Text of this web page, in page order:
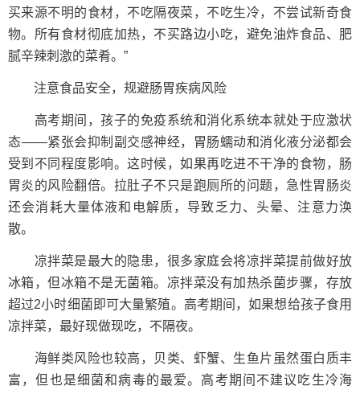
买来源不明的食材，不吃隔夜菜，不吃生冷，不尝试新奇食
物。所有食材彻底加热，不买路边小吃，避免油炸食品、肥
腻辛辣刺激的菜肴。”
注意食品安全，规避肠胃疾病风险
高考期间，孩子的免疫系统和消化系统本就处于应激状
态——紧张会抑制副交感神经，胃肠蠕动和消化液分泌都会
受到不同程度影响。这时候，如果再吃进不干净的食物，肠
胃炎的风险翻倍。拉肚子不只是跑厕所的问题，急性胃肠炎
还会消耗大量体液和电解质，导致乏力、头晕、注意力涣
散。
凉拌菜是最大的隐患，很多家庭会将凉拌菜提前做好放
冰箱，但冰箱不是无菌箱。凉拌菜没有加热杀菌步骤，存放
超过2小时细菌即可大量繁殖。高考期间，如果想给孩子食用
凉拌菜，最好现做现吃，不隔夜。
海鲜类风险也较高，贝类、虾蟹、生鱼片虽然蛋白质丰
富，但也是细菌和病毒的最爱。高考期间不建议吃生冷海